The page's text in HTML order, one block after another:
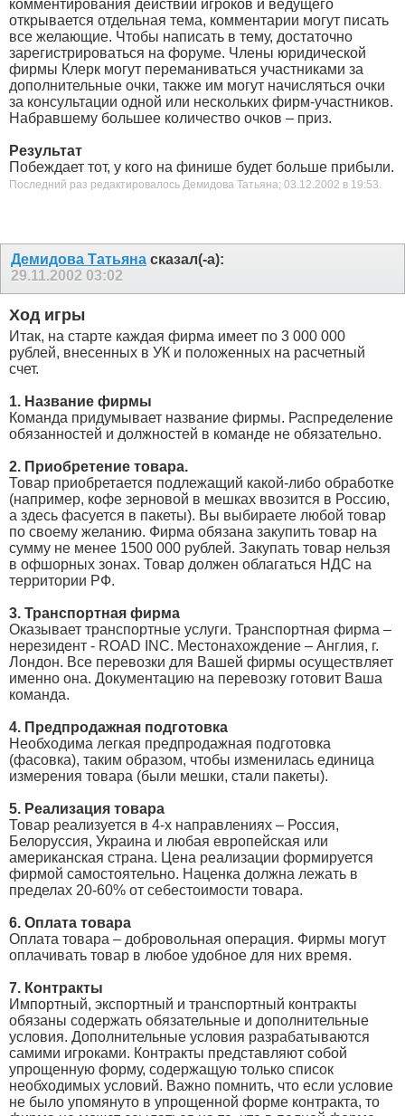
комментирования действий игроков и ведущего
открывается отдельная тема, комментарии могут писать
все желающие. Чтобы написать в тему, достаточно
зарегистрироваться на форуме. Члены юридической
фирмы Клерк могут переманиваться участниками за
дополнительные очки, также им могут начисляться очки
за консультации одной или нескольких фирм-участников.
Набравшему большее количество очков – приз.
Результат
Побеждает тот, у кого на финише будет больше прибыли.
Последний раз редактировалось Демидова Татьяна; 03.12.2002 в 19:53.
Демидова Татьяна сказал(-а):
29.11.2002 03:02
Ход игры
Итак, на старте каждая фирма имеет по 3 000 000
рублей, внесенных в УК и положенных на расчетный
счет.
1. Название фирмы
Команда придумывает название фирмы. Распределение
обязанностей и должностей в команде не обязательно.
2. Приобретение товара.
Товар приобретается подлежащий какой-либо обработке
(например, кофе зерновой в мешках ввозится в Россию,
а здесь фасуется в пакеты). Вы выбираете любой товар
по своему желанию. Фирма обязана закупить товар на
сумму не менее 1500 000 рублей. Закупать товар нельзя
в офшорных зонах. Товар должен облагаться НДС на
территории РФ.
3. Транспортная фирма
Оказывает транспортные услуги. Транспортная фирма –
нерезидент - ROAD INC. Местонахождение – Англия, г.
Лондон. Все перевозки для Вашей фирмы осуществляет
именно она. Документацию на перевозку готовит Ваша
команда.
4. Предпродажная подготовка
Необходима легкая предпродажная подготовка
(фасовка), таким образом, чтобы изменилась единица
измерения товара (были мешки, стали пакеты).
5. Реализация товара
Товар реализуется в 4-х направлениях – Россия,
Белоруссия, Украина и любая европейская или
американская страна. Цена реализации формируется
фирмой самостоятельно. Наценка должна лежать в
пределах 20-60% от себестоимости товара.
6. Оплата товара
Оплата товара – добровольная операция. Фирмы могут
оплачивать товар в любое удобное для них время.
7. Контракты
Импортный, экспортный и транспортный контракты
обязаны содержать обязательные и дополнительные
условия. Дополнительные условия разрабатываются
самими игроками. Контракты представляют собой
упрощенную форму, содержащую только список
необходимых условий. Важно помнить, что если условие
не было упомянуто в упрощенной форме контракта, то